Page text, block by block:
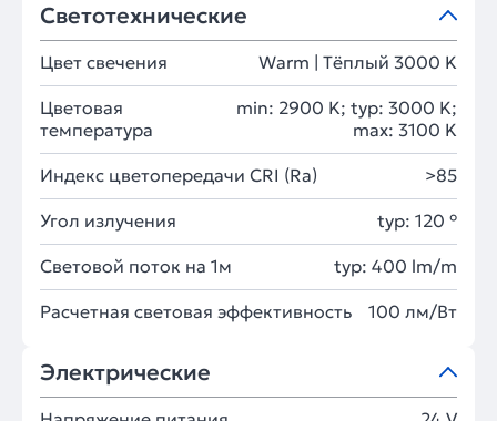
Светотехнические
Цвет свечения Warm | Тёплый 3000 K
Цветовая
температура
min: 2900 K; typ: 3000 K;
max: 3100 K
Индекс цветопередачи CRI (Ra) >85
Угол излучения typ: 120 °
Световой поток на 1м typ: 400 lm/m
Расчетная световая эффективность 100 лм/Вт
Электрические